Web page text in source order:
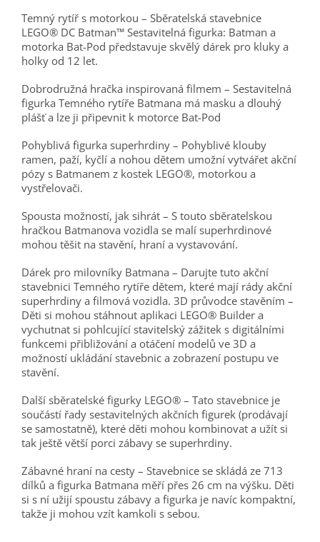
Temný rytíř s motorkou – Sběratelská stavebnice
LEGO® DC Batman™ Sestavitelná figurka: Batman a
motorka Bat-Pod představuje skvělý dárek pro kluky a
holky od 12 let.
Dobrodružná hračka inspirovaná filmem – Sestavitelná
figurka Temného rytíře Batmana má masku a dlouhý
plášť a lze ji připevnit k motorce Bat-Pod
Pohyblivá figurka superhrdiny – Pohyblivé klouby
ramen, paží, kyčlí a nohou dětem umožní vytvářet akční
pózy s Batmanem z kostek LEGO®, motorkou a
vystřelovači.
Spousta možností, jak sihrát – S touto sběratelskou
hračkou Batmanova vozidla se malí superhrdinové
mohou těšit na stavění, hraní a vystavování.
Dárek pro milovníky Batmana – Darujte tuto akční
stavebnici Temného rytíře dětem, které mají rády akční
superhrdiny a filmová vozidla. 3D průvodce stavěním –
Děti si mohou stáhnout aplikaci LEGO® Builder a
vychutnat si pohlcující stavitelský zážitek s digitálními
funkcemi přibližování a otáčení modelů ve 3D a
možností ukládání stavebnic a zobrazení postupu ve
stavění.
Další sběratelské figurky LEGO® – Tato stavebnice je
součástí řady sestavitelných akčních figurek (prodávají
se samostatně), které děti mohou kombinovat a užít si
tak ještě větší porci zábavy se superhrdiny.
Zábavné hraní na cesty – Stavebnice se skládá ze 713
dílků a figurka Batmana měří přes 26 cm na výšku. Děti
si s ní užijí spoustu zábavy a figurka je navíc kompaktní,
takže ji mohou vzít kamkoli s sebou.